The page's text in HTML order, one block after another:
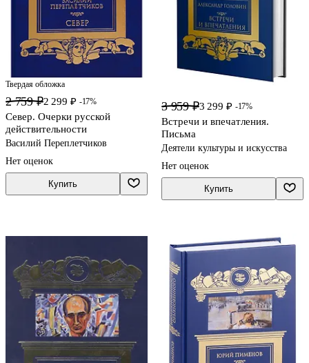
Твердая обложка
2 759 ₽2 299 ₽ -17%
Север. Очерки русской
действительности
Василий Переплетчиков
Нет оценок
Купить
3 959 ₽3 299 ₽ -17%
Встречи и впечатления.
Письма
Деятели культуры и искусства
Нет оценок
Купить